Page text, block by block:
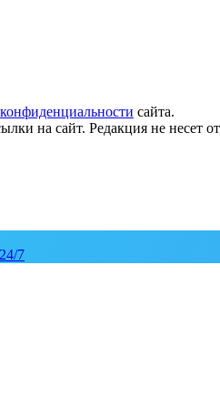
сайта.
на сайт. Редакция не
7